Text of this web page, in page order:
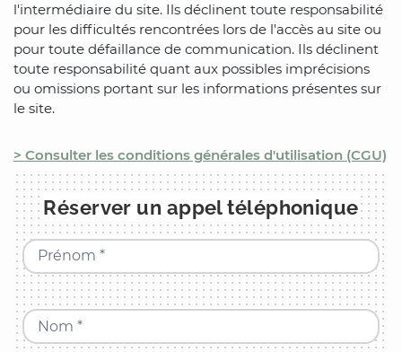
l'intermédiaire du site. Ils déclinent toute responsabilité
pour les difficultés rencontrées lors de l'accès au site ou
pour toute défaillance de communication. Ils déclinent
toute responsabilité quant aux possibles imprécisions
ou omissions portant sur les informations présentes sur
le site.
> Consulter les conditions générales d'utilisation (CGU)
Réserver un appel téléphonique
Prénom *
Nom *